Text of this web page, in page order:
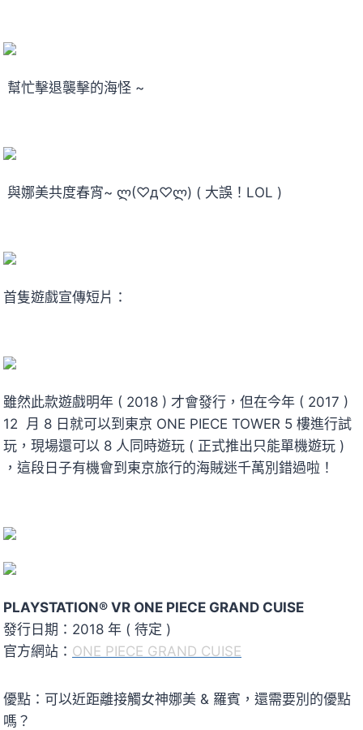
幫忙擊退襲擊的海怪 ~
與娜美共度春宵~ ლ(♡д♡ლ) ( 大誤！LOL )
首隻遊戲宣傳短片：
雖然此款遊戲明年 ( 2018 ) 才會發行，但在今年 ( 2017 )
12 月 8 日就可以到東京 ONE PIECE TOWER 5 樓進行試
玩，現場還可以 8 人同時遊玩 ( 正式推出只能單機遊玩 )
，這段日子有機會到東京旅行的海賊迷千萬別錯過啦！
PLAYSTATION® VR ONE PIECE GRAND CUISE
發行日期：2018 年 ( 待定 )
官方網站： ONE PIECE GRAND CUISE
優點：可以近距離接觸女神娜美 & 羅賓，還需要別的優點
嗎？